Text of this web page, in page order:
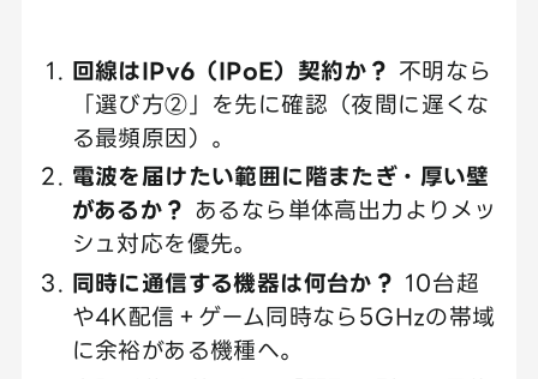
回線はIPv6（IPoE）契約か？ 不明なら
「選び方②」を先に確認（夜間に遅くな
る最頻原因）。
電波を届けたい範囲に階またぎ・厚い壁
があるか？ あるなら単体高出力よりメッ
シュ対応を優先。
同時に通信する機器は何台か？ 10台超
や4K配信＋ゲーム同時なら5GHzの帯域
に余裕がある機種へ。